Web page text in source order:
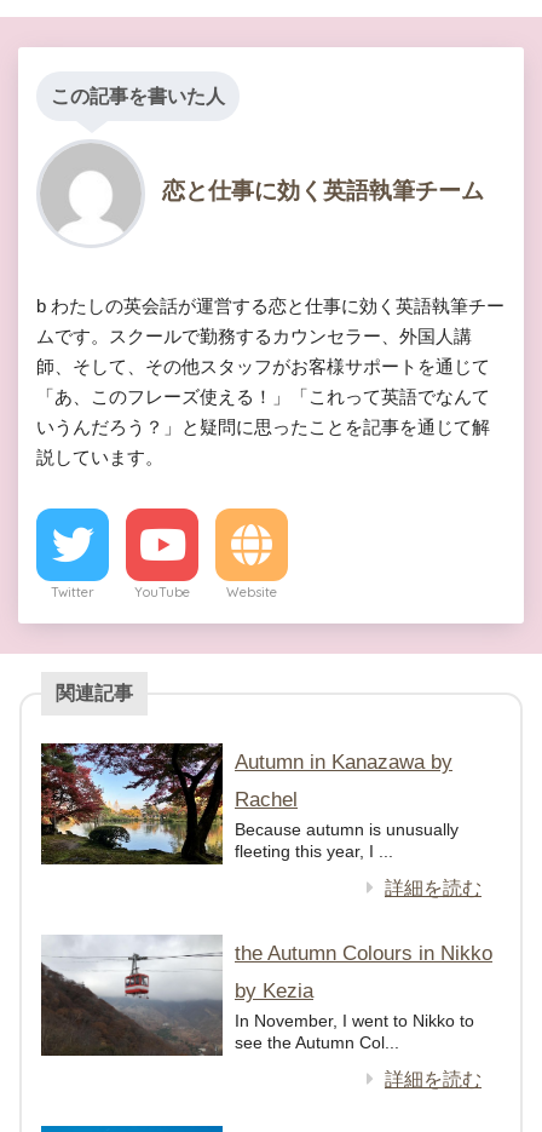
この記事を書いた人
恋と仕事に効く英語執筆チーム
b わたしの英会話が運営する恋と仕事に効く英語執筆チー
ムです。スクールで勤務するカウンセラー、外国人講
師、そして、その他スタッフがお客様サポートを通じて
「あ、このフレーズ使える！」「これって英語でなんて
いうんだろう？」と疑問に思ったことを記事を通じて解
説しています。
Twitter YouTube Website
関連記事
Autumn in Kanazawa by
Rachel
Because autumn is unusually
fleeting this year, I ...
詳細を読む
the Autumn Colours in Nikko
by Kezia
In November, I went to Nikko to
see the Autumn Col...
詳細を読む